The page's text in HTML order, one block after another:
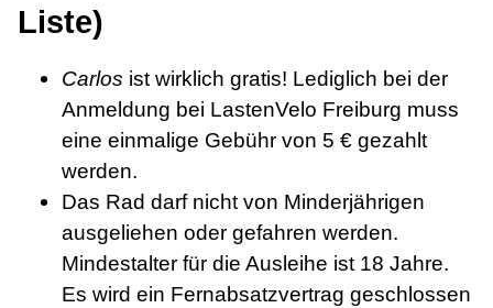
Liste)
Carlos ist wirklich gratis! Lediglich bei der
Anmeldung bei LastenVelo Freiburg muss
eine einmalige Gebühr von 5 € gezahlt
werden.
Das Rad darf nicht von Minderjährigen
ausgeliehen oder gefahren werden.
Mindestalter für die Ausleihe ist 18 Jahre.
Es wird ein Fernabsatzvertrag geschlossen